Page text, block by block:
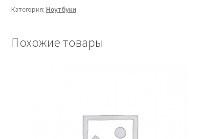
Категория: Ноутбуки
Похожие товары